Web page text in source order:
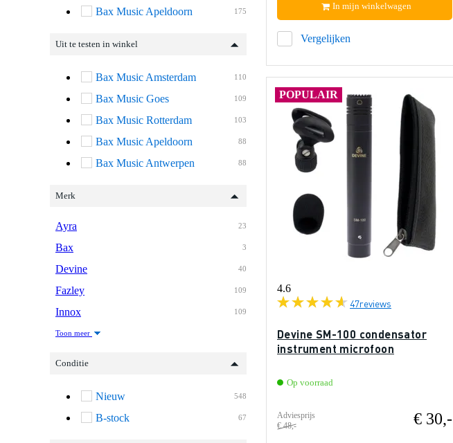
175
Bax Music Apeldoorn
Uit te testen in winkel
110
Bax Music Amsterdam
109
Bax Music Goes
103
Bax Music Rotterdam
88
Bax Music Apeldoorn
88
Bax Music Antwerpen
Merk
23
Ayra
3
Bax
40
Devine
109
Fazley
109
Innox
Toon meer
Conditie
548
Nieuw
67
B-stock
Vergelijken
In mijn winkelwagen
POPULAIR
4.6
47reviews
Devine SM-100 condensator
instrument microfoon
Op voorraad
Adviesprijs
€ 48,-
€ 30,-